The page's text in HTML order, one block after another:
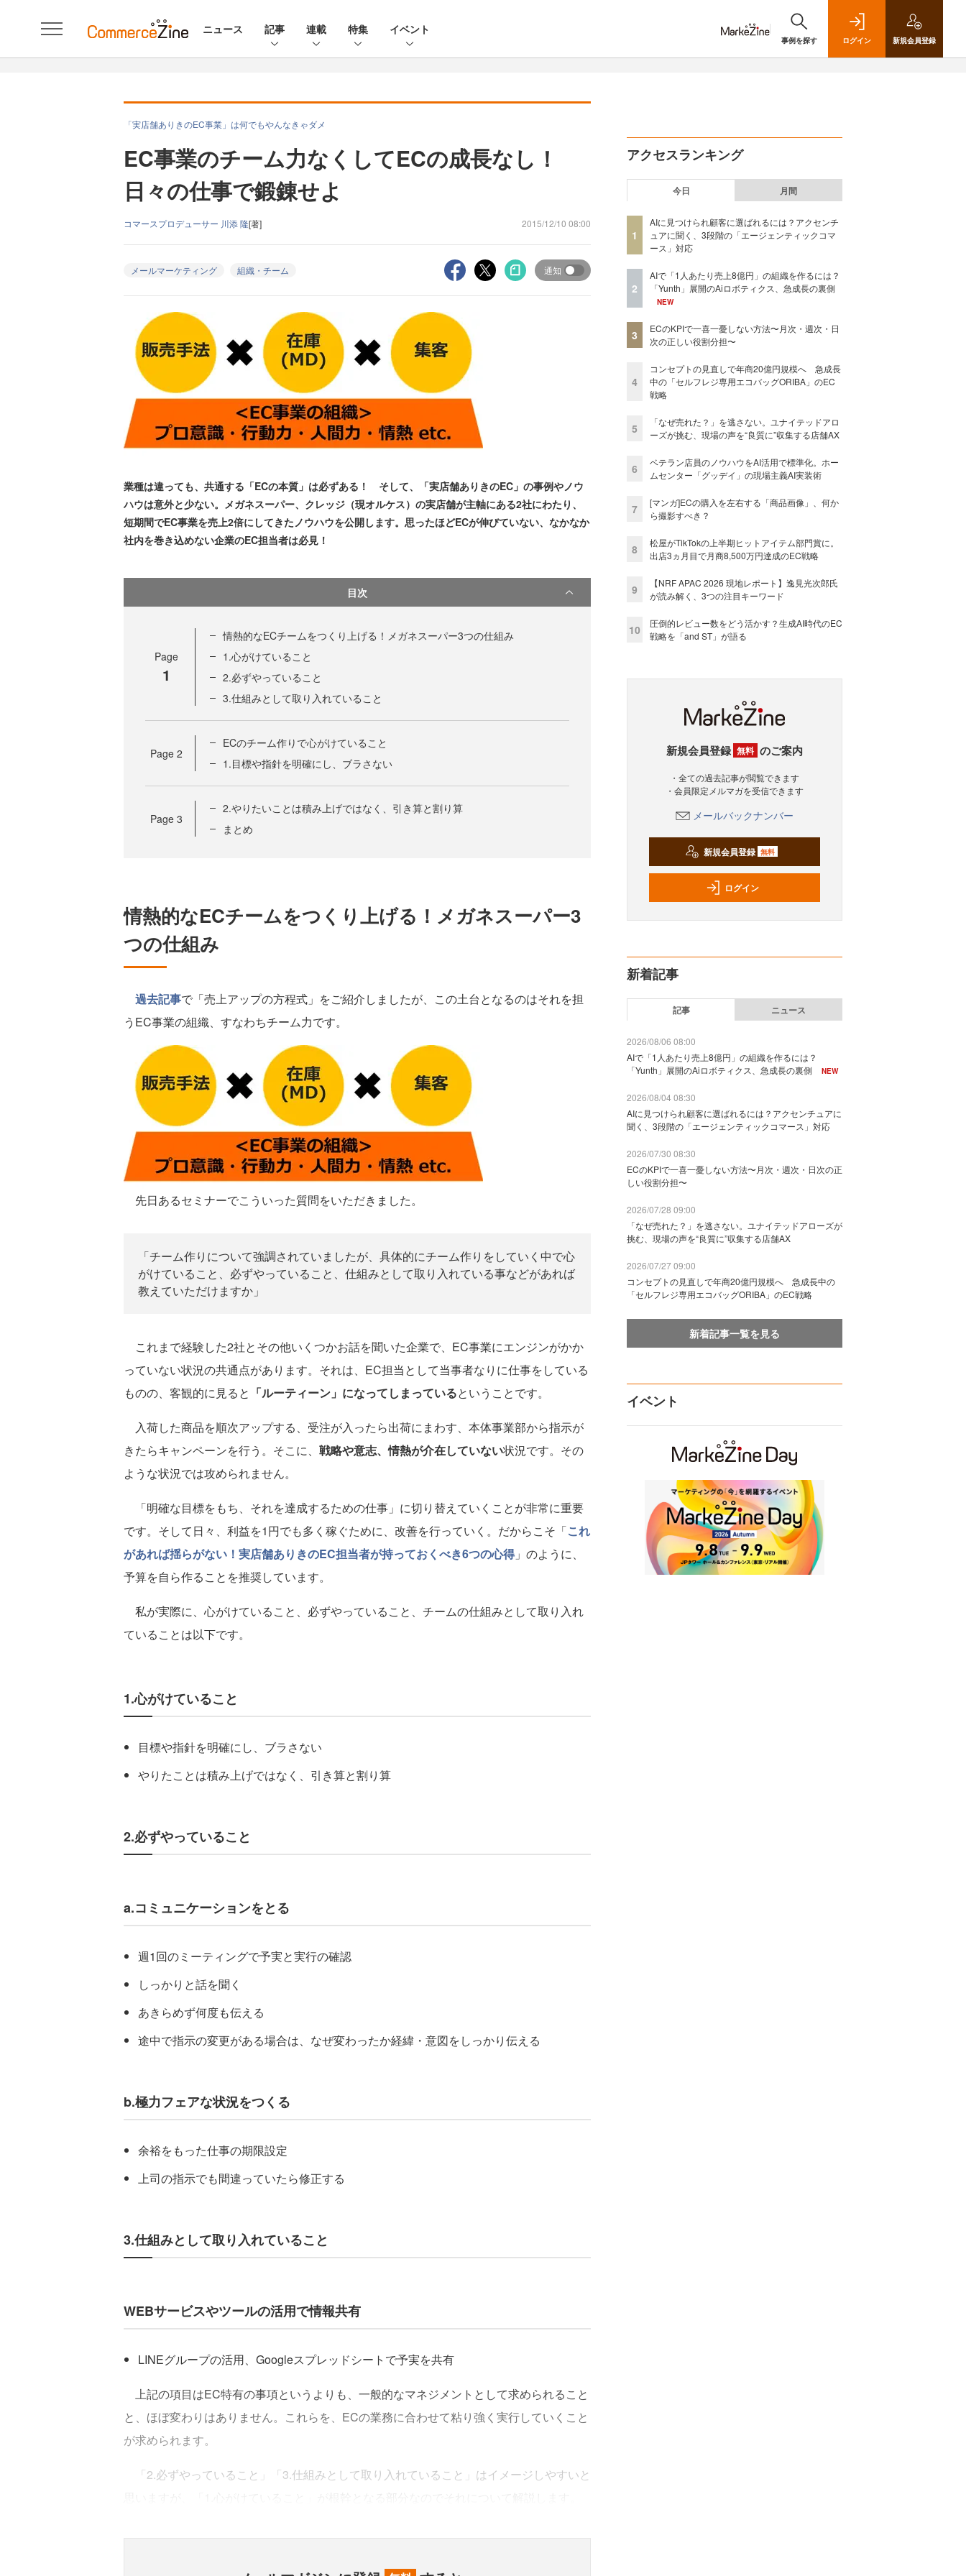
ニュース 記事 連載 特集 イベント
事例を探す ログイン 新規会員登録
「実店舗ありきのEC事業」は何でもやんなきゃダメ
EC事業のチーム力なくしてECの成長なし！
日々の仕事で鍛錬せよ
コマースプロデューサー 川添 隆[著] 2015/12/10 08:00
メールマーケティング 組織・チーム 通知
業種は違っても、共通する「ECの本質」は必ずある！ そして、「実店舗ありきのEC」の事例やノウ
ハウは意外と少ない。メガネスーパー、クレッジ（現オルケス）の実店舗が主軸にある2社にわたり、
短期間でEC事業を売上2倍にしてきたノウハウを公開します。思ったほどECが伸びていない、なかなか
社内を巻き込めない企業のEC担当者は必見！
目次
Page
1
情熱的なECチームをつくり上げる！メガネスーパー3つの仕組み
1.心がけていること
2.必ずやっていること
3.仕組みとして取り入れていること
Page 2
ECのチーム作りで心がけていること
1.目標や指針を明確にし、ブラさない
Page 3
2.やりたいことは積み上げではなく、引き算と割り算
まとめ
情熱的なECチームをつくり上げる！メガネスーパー3
つの仕組み
過去記事で「売上アップの方程式」をご紹介しましたが、この土台となるのはそれを担
うEC事業の組織、すなわちチーム力です。
先日あるセミナーでこういった質問をいただきました。
「チーム作りについて強調されていましたが、具体的にチーム作りをしていく中で心
がけていること、必ずやっていること、仕組みとして取り入れている事などがあれば
教えていただけますか」
これまで経験した2社とその他いくつかお話を聞いた企業で、EC事業にエンジンがかか
っていない状況の共通点があります。それは、EC担当として当事者なりに仕事をしている
ものの、客観的に見ると 「ルーティーン」になってしまっているということです。
入荷した商品を順次アップする、受注が入ったら出荷にまわす、本体事業部から指示が
きたらキャンペーンを行う。そこに、 戦略や意志、情熱が介在していない状況です。その
ような状況では攻められません。
「明確な目標をもち、それを達成するための仕事」に切り替えていくことが非常に重要
です。そして日々、利益を1円でも多く稼ぐために、改善を行っていく。だからこそ「これ
があれば揺らがない！実店舗ありきのEC担当者が持っておくべき6つの心得」のように、
予算を自ら作ることを推奨しています。
私が実際に、心がけていること、必ずやっていること、チームの仕組みとして取り入れ
ていることは以下です。
1.心がけていること
目標や指針を明確にし、ブラさない
やりたことは積み上げではなく、引き算と割り算
2.必ずやっていること
a.コミュニケーションをとる
週1回のミーティングで予実と実行の確認
しっかりと話を聞く
あきらめず何度も伝える
途中で指示の変更がある場合は、なぜ変わったか経緯・意図をしっかり伝える
b.極力フェアな状況をつくる
余裕をもった仕事の期限設定
上司の指示でも間違っていたら修正する
3.仕組みとして取り入れていること
WEBサービスやツールの活用で情報共有
LINEグループの活用、Googleスプレッドシートで予実を共有
上記の項目はEC特有の事項というよりも、一般的なマネジメントとして求められること
と、ほぼ変わりはありません。これらを、ECの業務に合わせて粘り強く実行していくこと
が求められます。
「2.必ずやっていること」「3.仕組みとして取り入れていること」はイメージしやすいと
アクセスランキング
今日 月間
1
AIに見つけられ顧客に選ばれるには？アクセンチ
ュアに聞く、3段階の「エージェンティックコマ
ース」対応
2
AIで「1人あたり売上8億円」の組織を作るには？
「Yunth」展開のAiロボティクス、急成長の裏側
NEW
3
ECのKPIで一喜一憂しない方法〜月次・週次・日
次の正しい役割分担〜
4
コンセプトの見直しで年商20億円規模へ 急成長
中の「セルフレジ専用エコバッグORIBA」のEC
戦略
5
「なぜ売れた？」を逃さない。ユナイテッドアロ
ーズが挑む、現場の声を“良質に”収集する店舗AX
6
ベテラン店員のノウハウをAI活用で標準化。ホー
ムセンター「グッデイ」の現場主義AI実装術
7
[マンガ]ECの購入を左右する「商品画像」、何か
ら撮影すべき？
8
松屋がTikTokの上半期ヒットアイテム部門賞に。
出店3ヵ月目で月商8,500万円達成のEC戦略
9
【NRF APAC 2026 現地レポート】逸見光次郎氏
が読み解く、3つの注目キーワード
10
圧倒的レビュー数をどう活かす？生成AI時代のEC
戦略を「and ST」が語る
新規会員登録 無料 のご案内
・全ての過去記事が閲覧できます
・会員限定メルマガを受信できます
メールバックナンバー
新規会員登録 無料
ログイン
新着記事
記事 ニュース
2026/08/06 08:00
AIで「1人あたり売上8億円」の組織を作るには？
「Yunth」展開のAiロボティクス、急成長の裏側
NEW
2026/08/04 08:30
AIに見つけられ顧客に選ばれるには？アクセンチュアに
聞く、3段階の「エージェンティックコマース」対応
2026/07/30 08:30
ECのKPIで一喜一憂しない方法〜月次・週次・日次の正
しい役割分担〜
2026/07/28 09:00
「なぜ売れた？」を逃さない。ユナイテッドアローズが
挑む、現場の声を“良質に”収集する店舗AX
2026/07/27 09:00
コンセプトの見直しで年商20億円規模へ 急成長中の
「セルフレジ専用エコバッグORIBA」のEC戦略
新着記事一覧を見る
イベント